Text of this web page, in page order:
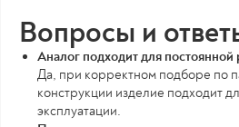
Вопросы и
Аналог подходит для постоянной
Да, при корректном подборе по
конструкции изделие подходит
эксплуатации.